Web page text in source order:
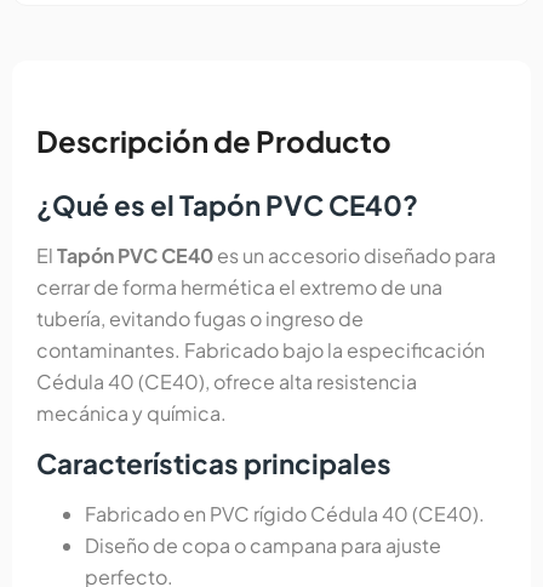
Descripción de Producto
¿Qué es el Tapón PVC CE40?
ElTapón PVC CE40es un accesorio diseñado para
cerrar de forma hermética el extremo de una
tubería, evitando fugas o ingreso de
contaminantes. Fabricado bajo la especificación
Cédula 40 (CE40), ofrece alta resistencia
mecánica y química.
Características principales
Fabricado en PVC rígido Cédula 40 (CE40).
Diseño de copa o campana para ajuste
perfecto.